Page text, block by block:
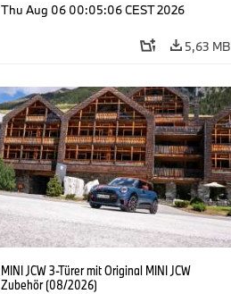
Sonderausstattungen, Zubehör
Thu Aug 06 00:05:06 CEST 2026
5,63 MB
MINI JCW 3-Türer mit Original MINI JCW
Zubehör (08/2026)